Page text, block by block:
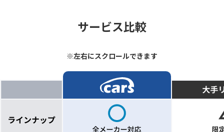
サービス比較
※左右にスクロールできます